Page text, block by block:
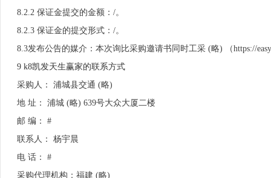
8.2.2 保证金提交的金额：/。
8.2.3 保证金的提交形式：/。
8.3发布公告的媒介：本次询比采购邀请书同时工采 (略) （https://
9 k8凯发天生赢家的联系方式
采购人： 浦城县交通 (略)
地 址： 浦城 (略) 639号大众大厦二楼
邮 编： #
联系人： 杨宇晨
电 话： #
采购代理机构：福建 (略)